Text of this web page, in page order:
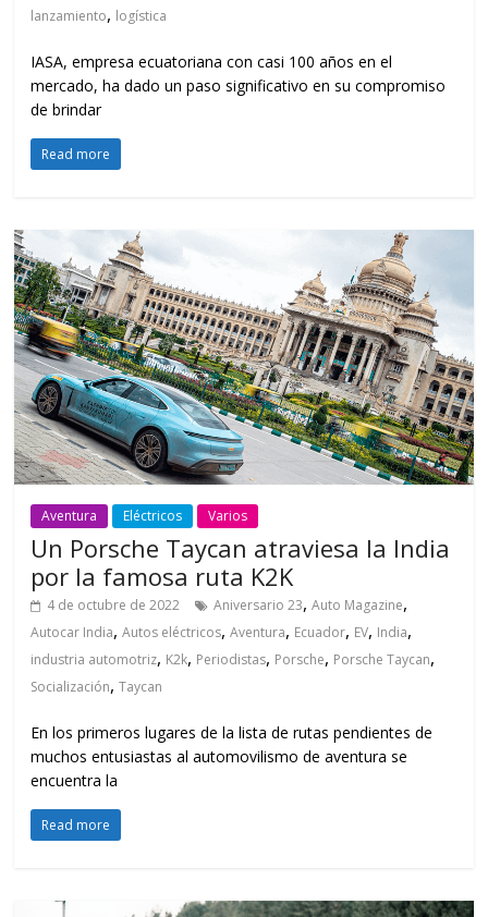
lanzamiento, logística
IASA, empresa ecuatoriana con casi 100 años en el
mercado, ha dado un paso significativo en su compromiso
de brindar
Read more
Aventura Eléctricos Varios
Un Porsche Taycan atraviesa la India
por la famosa ruta K2K
4 de octubre de 2022 Aniversario 23,Auto Magazine,
Autocar India,Autos eléctricos,Aventura, Ecuador, EV, India,
industria automotriz, K2k, Periodistas, Porsche, Porsche Taycan,
Socialización,Taycan
En los primeros lugares de la lista de rutas pendientes de
muchos entusiastas al automovilismo de aventura se
encuentra la
Read more